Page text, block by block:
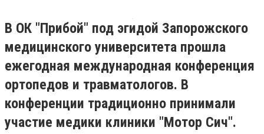
В ОК "Прибой" под эгидой Запорожского
медицинского университета прошла
ежегодная международная конференция
ортопедов и травматологов. В
конференции традиционно принимали
участие медики клиники "Мотор Сич".